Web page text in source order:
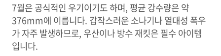
7월은 공식적인 우기이기도 하며, 평균 강수량은 약
376mm에 이릅니다. 갑작스러운 소나기나 열대성 폭우
가 자주 발생하므로, 우산이나 방수 재킷은 필수 아이템
입니다.